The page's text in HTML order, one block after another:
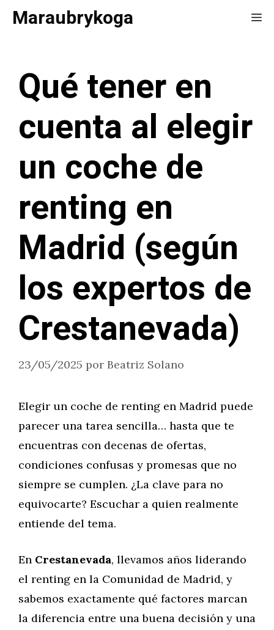
SaltarMaraubrykoga
Qué tener en
cuenta al elegir
un coche de
renting en
Madrid (según
los expertos de
Crestanevada)
23/05/2025 por Beatriz Solano
Elegir un coche de renting en Madrid puede
parecer una tarea sencilla… hasta que te
encuentras con decenas de ofertas,
condiciones confusas y promesas que no
siempre se cumplen. ¿La clave para no
equivocarte? Escuchar a quien realmente
entiende del tema.
En Crestanevada, llevamos años liderando
el renting en la Comunidad de Madrid, y
sabemos exactamente qué factores marcan
la diferencia entre una buena decisión y una